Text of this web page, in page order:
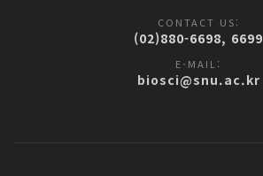
CONTACT US:
(02)880-6698, 6699
E-MAIL:
biosci@snu.ac.kr